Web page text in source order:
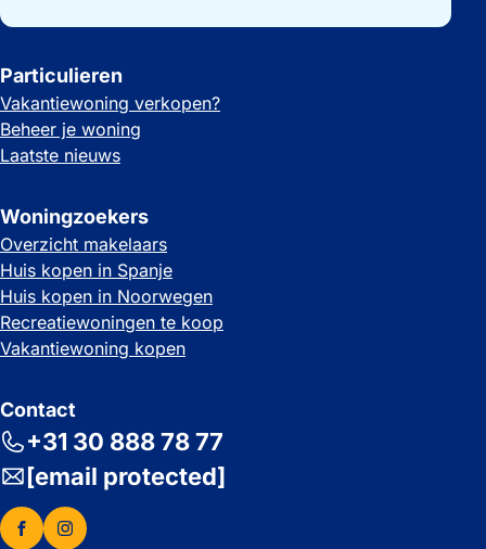
Particulieren
Vakantiewoning verkopen?
Beheer je woning
Laatste nieuws
Woningzoekers
Overzicht makelaars
Huis kopen in Spanje
Huis kopen in Noorwegen
Recreatiewoningen te koop
Vakantiewoning kopen
Contact
+31 30 888 78 77
[email protected]